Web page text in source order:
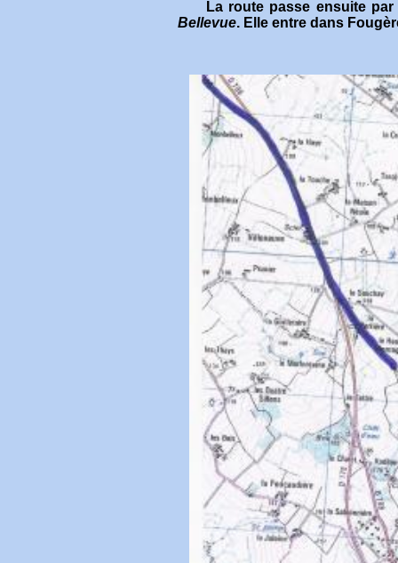
La route passe ensuite
Bellevue. Elle entre dans